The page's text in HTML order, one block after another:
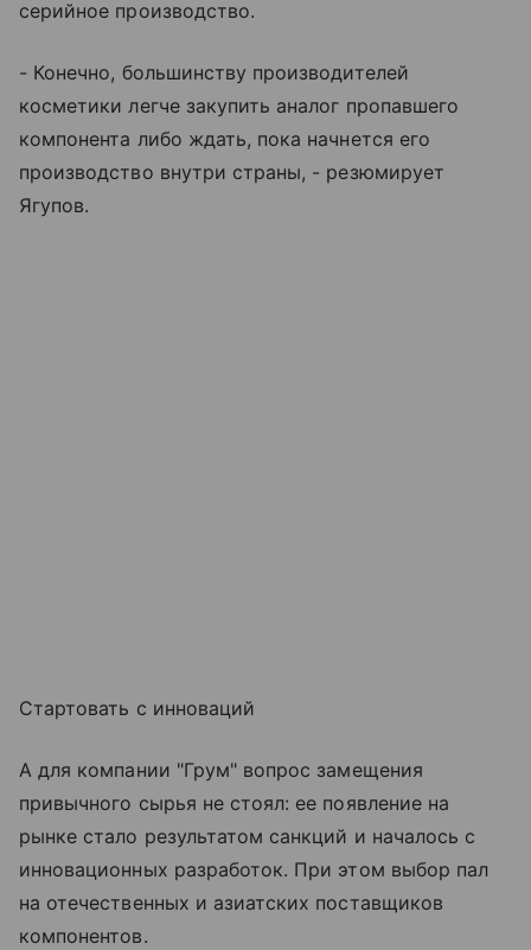
серийное производство.
- Конечно, большинству производителей
косметики легче закупить аналог пропавшего
компонента либо ждать, пока начнется его
производство внутри страны, - резюмирует
Ягупов.
Стартовать с инноваций
А для компании "Грум" вопрос замещения
привычного сырья не стоял: ее появление на
рынке стало результатом санкций и началось с
инновационных разработок. При этом выбор пал
на отечественных и азиатских поставщиков
компонентов.